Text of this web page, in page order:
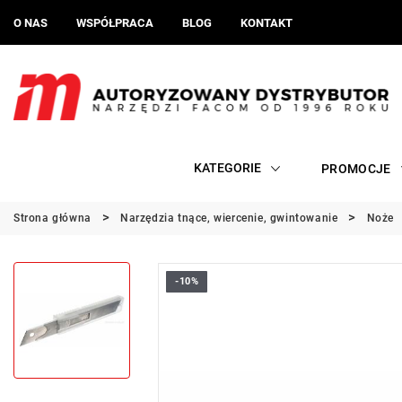
O NAS WSPÓŁPRACA BLOG KONTAKT
KATEGORIE PROMOCJE
Strona główna Narzędzia tnące, wiercenie, gwintowanie Noże
-10%